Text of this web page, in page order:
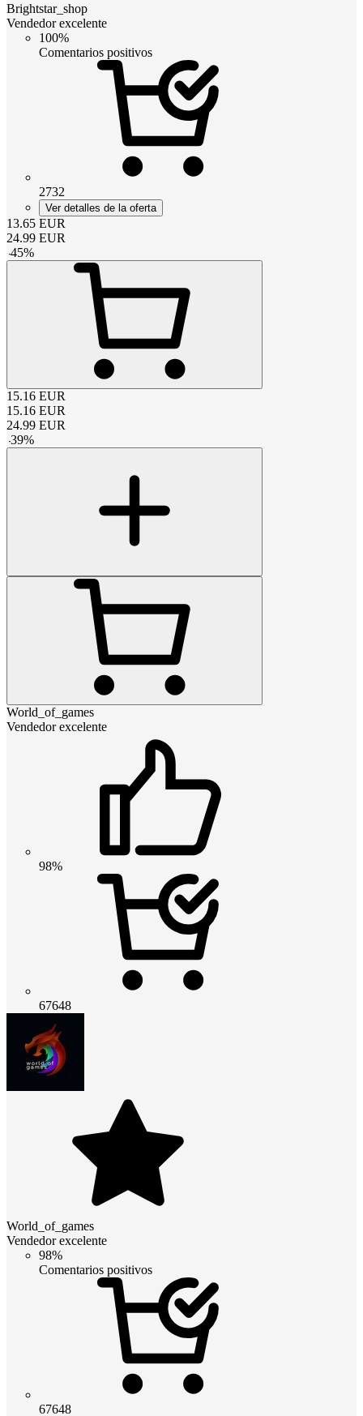
Brightstar_shop
Vendedor excelente
100%
Comentarios positivos
2732
Ver detalles de la oferta
13.65 EUR
24.99 EUR
-45%
15.16 EUR
15.16 EUR
24.99 EUR
-39%
World_of_games
Vendedor excelente
98%
67648
World_of_games
Vendedor excelente
98%
Comentarios positivos
67648